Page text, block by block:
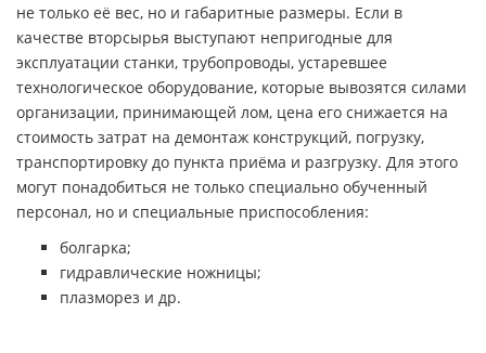
не только её вес, но и габаритные размеры. Если в
качестве вторсырья выступают непригодные для
эксплуатации станки, трубопроводы, устаревшее
технологическое оборудование, которые вывозятся силами
организации, принимающей лом, цена его снижается на
стоимость затрат на демонтаж конструкций, погрузку,
транспортировку до пункта приёма и разгрузку. Для этого
могут понадобиться не только специально обученный
персонал, но и специальные приспособления:
болгарка;
гидравлические ножницы;
плазморез и др.